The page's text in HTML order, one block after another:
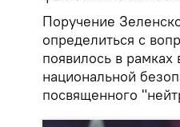
Поручение
определиться с
появилось в
национальной
посвященного